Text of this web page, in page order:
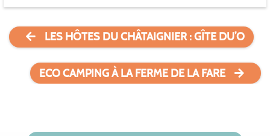
LES HÔTES DU CHÂTAIGNIER : GÎTE DU’O
ECO CAMPING À LA FERME DE LA FARE